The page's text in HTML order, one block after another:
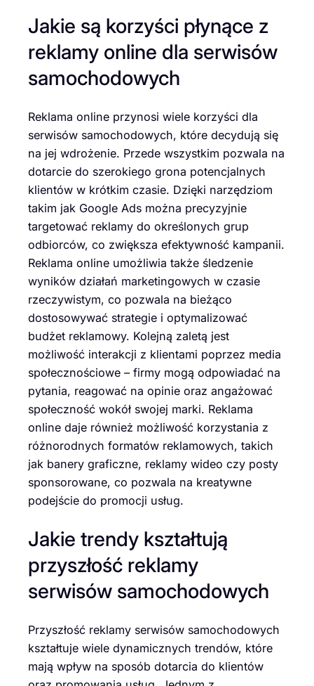
Jakie są korzyści płynące z
reklamy online dla serwisów
samochodowych
Reklama online przynosi wiele korzyści dla
serwisów samochodowych, które decydują się
na jej wdrożenie. Przede wszystkim pozwala na
dotarcie do szerokiego grona potencjalnych
klientów w krótkim czasie. Dzięki narzędziom
takim jak Google Ads można precyzyjnie
targetować reklamy do określonych grup
odbiorców, co zwiększa efektywność kampanii.
Reklama online umożliwia także śledzenie
wyników działań marketingowych w czasie
rzeczywistym, co pozwala na bieżąco
dostosowywać strategie i optymalizować
budżet reklamowy. Kolejną zaletą jest
możliwość interakcji z klientami poprzez media
społecznościowe – firmy mogą odpowiadać na
pytania, reagować na opinie oraz angażować
społeczność wokół swojej marki. Reklama
online daje również możliwość korzystania z
różnorodnych formatów reklamowych, takich
jak banery graficzne, reklamy wideo czy posty
sponsorowane, co pozwala na kreatywne
podejście do promocji usług.
Jakie trendy kształtują
przyszłość reklamy
serwisów samochodowych
Przyszłość reklamy serwisów samochodowych
kształtuje wiele dynamicznych trendów, które
mają wpływ na sposób dotarcia do klientów